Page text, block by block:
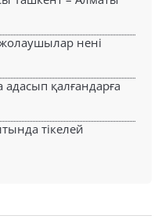
нені
қалғандарға
тікелей